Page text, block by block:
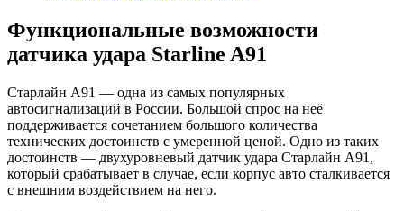
Функциональные возможности
датчика удара Starline A91
Старлайн А91 — одна из самых популярных
автосигнализаций в России. Большой спрос на неё
поддерживается сочетанием большого количества
технических достоинств с умеренной ценой. Одно из таких
достоинств — двухуровневый датчик удара Старлайн А91,
который срабатывает в случае, если корпус авто сталкивается
с внешним воздействием на него.